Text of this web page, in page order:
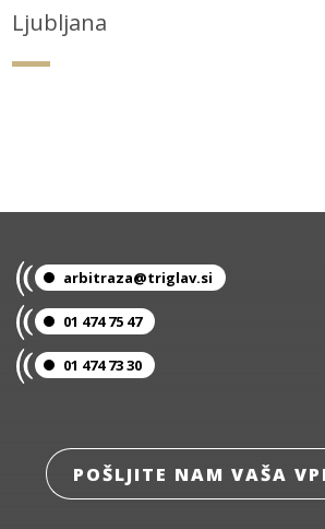
Ljubljana
arbitraza@triglav.si
01 474 75 47
01 474 73 30
POŠLJITE NAM VAŠA